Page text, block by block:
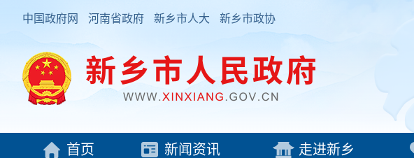
中国政府网 河南省政府 新乡市人大 新乡市政协
首页 新闻资讯 走进新乡